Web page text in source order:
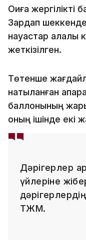
Оқиға жергілікті
Зардап
науқастар
жеткізілген.
Төтенше
нақтыланған
баллонының
оның ішінде екі
Дәрігерлер
үйлеріне
ТЖМ.